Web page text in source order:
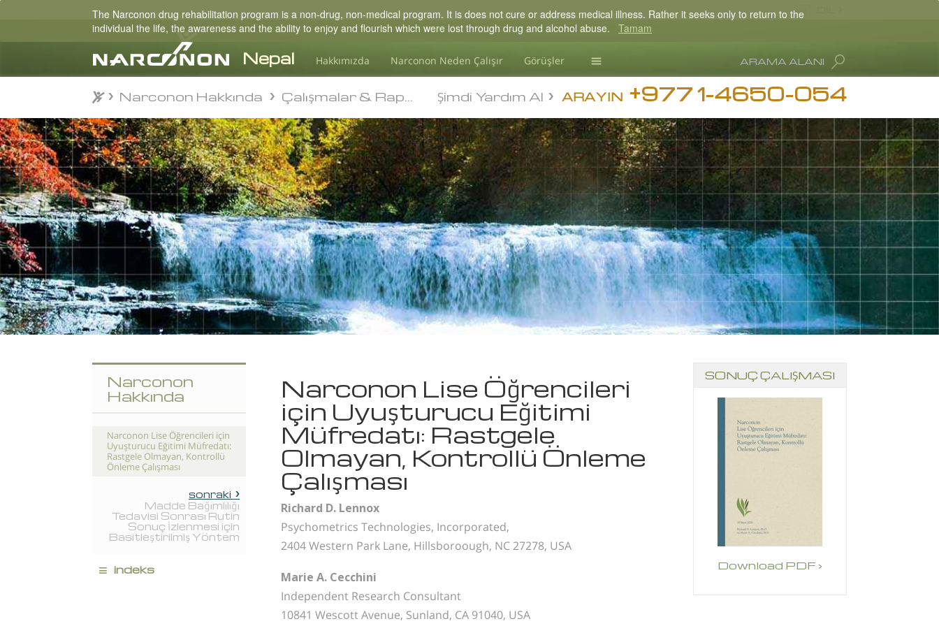
Hakkımızda Narconon Neden Çalışır Görüşler
Madde Bağımlılığı Bilgisi
⨯
ARAMA ALANI
English
Arabic
Turkish
Tüm Bölgeler/Diller
ARAYIN +977 1-4650-054
Şimdi Yardım Al
Narconon Hakkında Çalışmalar & Raporlar
SONUÇ ÇALIŞMASI
Download PDF ›
Narconon Lise Öğrencileri
için Uyuşturucu Eğitimi
Müfredatı: Rastgele
Olmayan, Kontrollü Önleme
Çalışması
Richard D. Lennox
Psychometrics Technologies, Incorporated,
2404 Western Park Lane, Hillsboroough, NC 27278, USA
Marie A. Cecchini
Independent Research Consultant
10841 Wescott Avenue, Sunland, CA 91040, USA
Narconon
Hakkında
Narconon Lise Öğrencileri için
Uyuşturucu Eğitimi Müfredatı:
Rastgele Olmayan, Kontrollü
Önleme Çalışması
sonraki
Madde Bağımlılığı
Tedavisi Sonrası Rutin
Sonuç İzlenmesi için
Basitleştirilmiş Yöntem
≡ indeks
Narconon Hakkında Çalışmalar & Raporlar
The Narconon drug rehabilitation program is a non-drug, non-medical program. It is does not cure or address medical illness. Rather it seeks only to return to the
individual the life, the awareness and the ability to enjoy and flourish which were lost through drug and alcohol abuse. Tamam